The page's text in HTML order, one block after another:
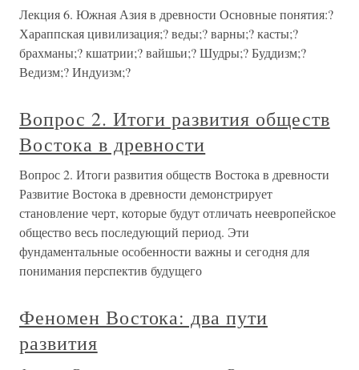
Лекция 6. Южная Азия в древности Основные понятия:?
Хараппская цивилизация;? веды;? варны;? касты;?
брахманы;? кшатрии;? вайшьи;? Шудры;? Буддизм;?
Ведизм;? Индуизм;?
Вопрос 2. Итоги развития обществ
Востока в древности
Вопрос 2. Итоги развития обществ Востока в древности
Развитие Востока в древности демонстрирует
становление черт, которые будут отличать неевропейское
общество весь последующий период. Эти
фундаментальные особенности важны и сегодня для
понимания перспектив будущего
Феномен Востока: два пути
развития